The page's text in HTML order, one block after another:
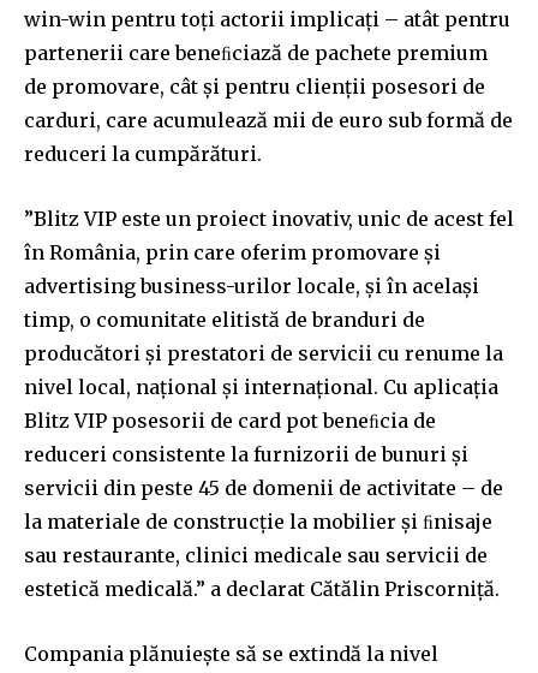
Join our community of
SUBSCRIBERS and be part of the
conversation.
or click the subscribe button below. Don't worry, we respect
your privacy and won't spam your inbox. Your information is
safe with us.
SUBSCRIBE
I've read and accept the Privacy Policy .
32,111 32,214 11,243
win-win pentru toți actorii implicați – atât pentru
partenerii care beneﬁciază de pachete premium
de promovare, cât și pentru clienții posesori de
carduri, care acumulează mii de euro sub formă de
reduceri la cumpărături.
”Blitz VIP este un proiect inovativ, unic de acest fel
în România, prin care oferim promovare și
advertising business-urilor locale, și în același
timp, o comunitate elitistă de branduri de
producători și prestatori de servicii cu renume la
nivel local, național și internațional. Cu aplicația
Blitz VIP posesorii de card pot beneﬁcia de
reduceri consistente la furnizorii de bunuri și
servicii din peste 45 de domenii de activitate – de
la materiale de construcție la mobilier și ﬁnisaje
sau restaurante, clinici medicale sau servicii de
estetică medicală.” a declarat Cătălin Priscorniță.
Compania plănuiește să se extindă la nivel